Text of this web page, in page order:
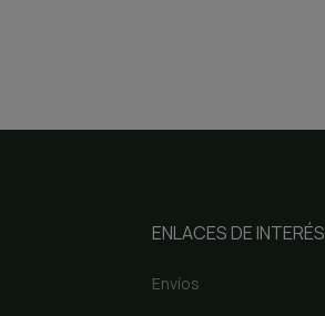
ENLACES DE INTERÉS
Envíos